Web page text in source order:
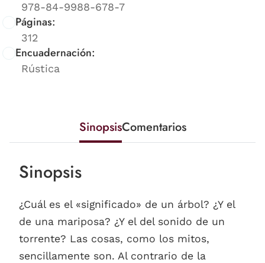
978-84-9988-678-7
Páginas:
312
Encuadernación:
Rústica
SinopsisComentarios
Sinopsis
¿Cuál es el «significado» de un árbol? ¿Y el
de una mariposa? ¿Y el del sonido de un
torrente? Las cosas, como los mitos,
sencillamente son. Al contrario de la